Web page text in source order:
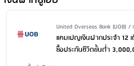
ค่าธรรมเนียม
ค่าธรรมเนียมออกสมุดคู่ฝากใหม่: ไม่มี
ค่าธรรมเนียมขอใบแสดงรายการเคลื่อ
: ขอใบแสดงรายการย้อนหลังน้อยกว่า
ขอใบแสดงรายการย้อนหลังตั้งแต่ 6 เดือน -
Issuer Name / Financial
United Overseas Bank (UOB) /
แคมเปญเงินฝากประจำ 12
ซื้อประกันชีวิตขั้นต่ำ